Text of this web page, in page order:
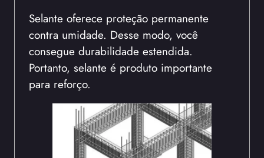
Selante oferece proteção permanente
contra umidade. Desse modo, você
consegue durabilidade estendida.
Portanto, selante é produto importante
para reforço.